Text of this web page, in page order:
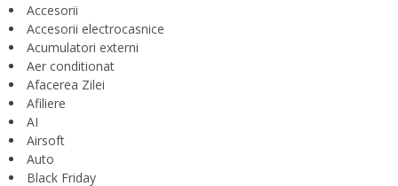
Accesorii
Accesorii electrocasnice
Acumulatori externi
Aer conditionat
Afacerea Zilei
Afiliere
AI
Airsoft
Auto
Black Friday